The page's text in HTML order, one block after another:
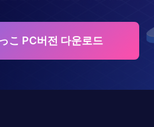
こ PC버전 다운로드